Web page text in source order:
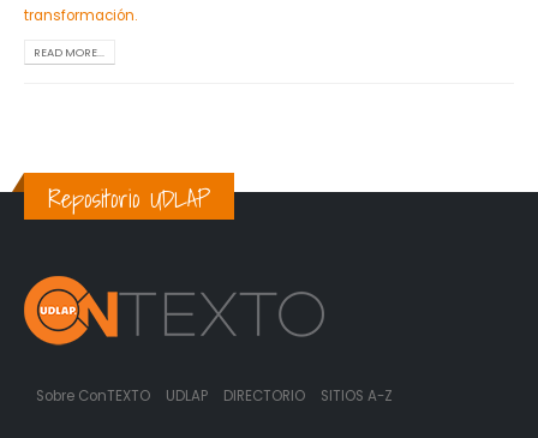
transformación.
READ MORE...
Repositorio UDLAP
Sobre ConTEXTO UDLAP DIRECTORIO SITIOS A-Z